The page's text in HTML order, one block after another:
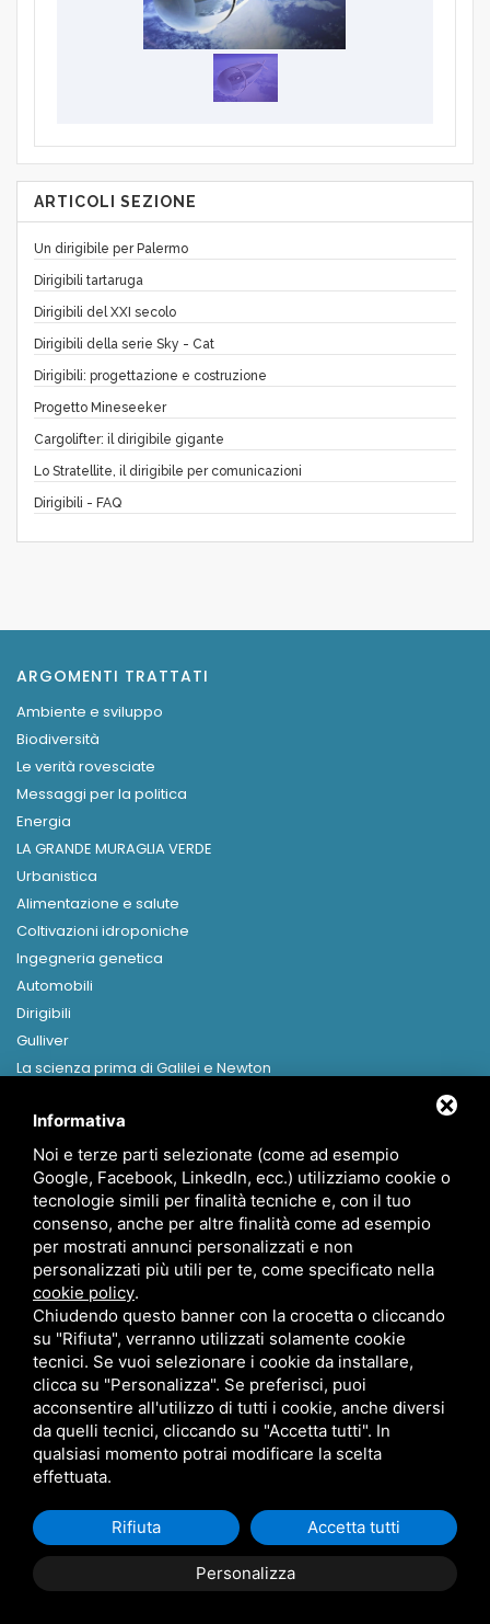
ARTICOLI SEZIONE
Un dirigibile per Palermo
Dirigibili tartaruga
Dirigibili del XXI secolo
Dirigibili della serie Sky - Cat
Dirigibili: progettazione e costruzione
Progetto Mineseeker
Cargolifter: il dirigibile gigante
Lo Stratellite, il dirigibile per comunicazioni
Dirigibili - FAQ
ARGOMENTI TRATTATI
Ambiente e sviluppo
Biodiversità
Le verità rovesciate
Messaggi per la politica
Energia
LA GRANDE MURAGLIA VERDE
Urbanistica
Alimentazione e salute
Coltivazioni idroponiche
Ingegneria genetica
Automobili
Dirigibili
Gulliver
La scienza prima di Galilei e Newton
Home
Presentazione
Canapa
News
Contatti
info@ecofantascienza.it
Privacy
Sitemap
Informativa
Noi e terze parti selezionate (come ad esempio
Google, Facebook, LinkedIn, ecc.) utilizziamo cookie o
tecnologie simili per finalità tecniche e, con il tuo
consenso, anche per altre finalità come ad esempio
per mostrati annunci personalizzati e non
personalizzati più utili per te, come specificato nella
cookie policy.
Chiudendo questo banner con la crocetta o cliccando
su "Rifiuta", verranno utilizzati solamente cookie
tecnici. Se vuoi selezionare i cookie da installare,
clicca su "Personalizza". Se preferisci, puoi
acconsentire all'utilizzo di tutti i cookie, anche diversi
da quelli tecnici, cliccando su "Accetta tutti". In
qualsiasi momento potrai modificare la scelta
effettuata.
Personalizza
Rifiuta Accetta tutti